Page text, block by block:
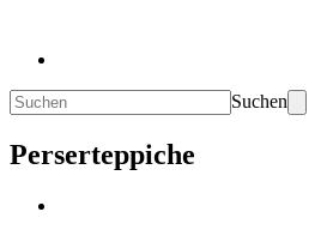
Suchen
Perserteppiche